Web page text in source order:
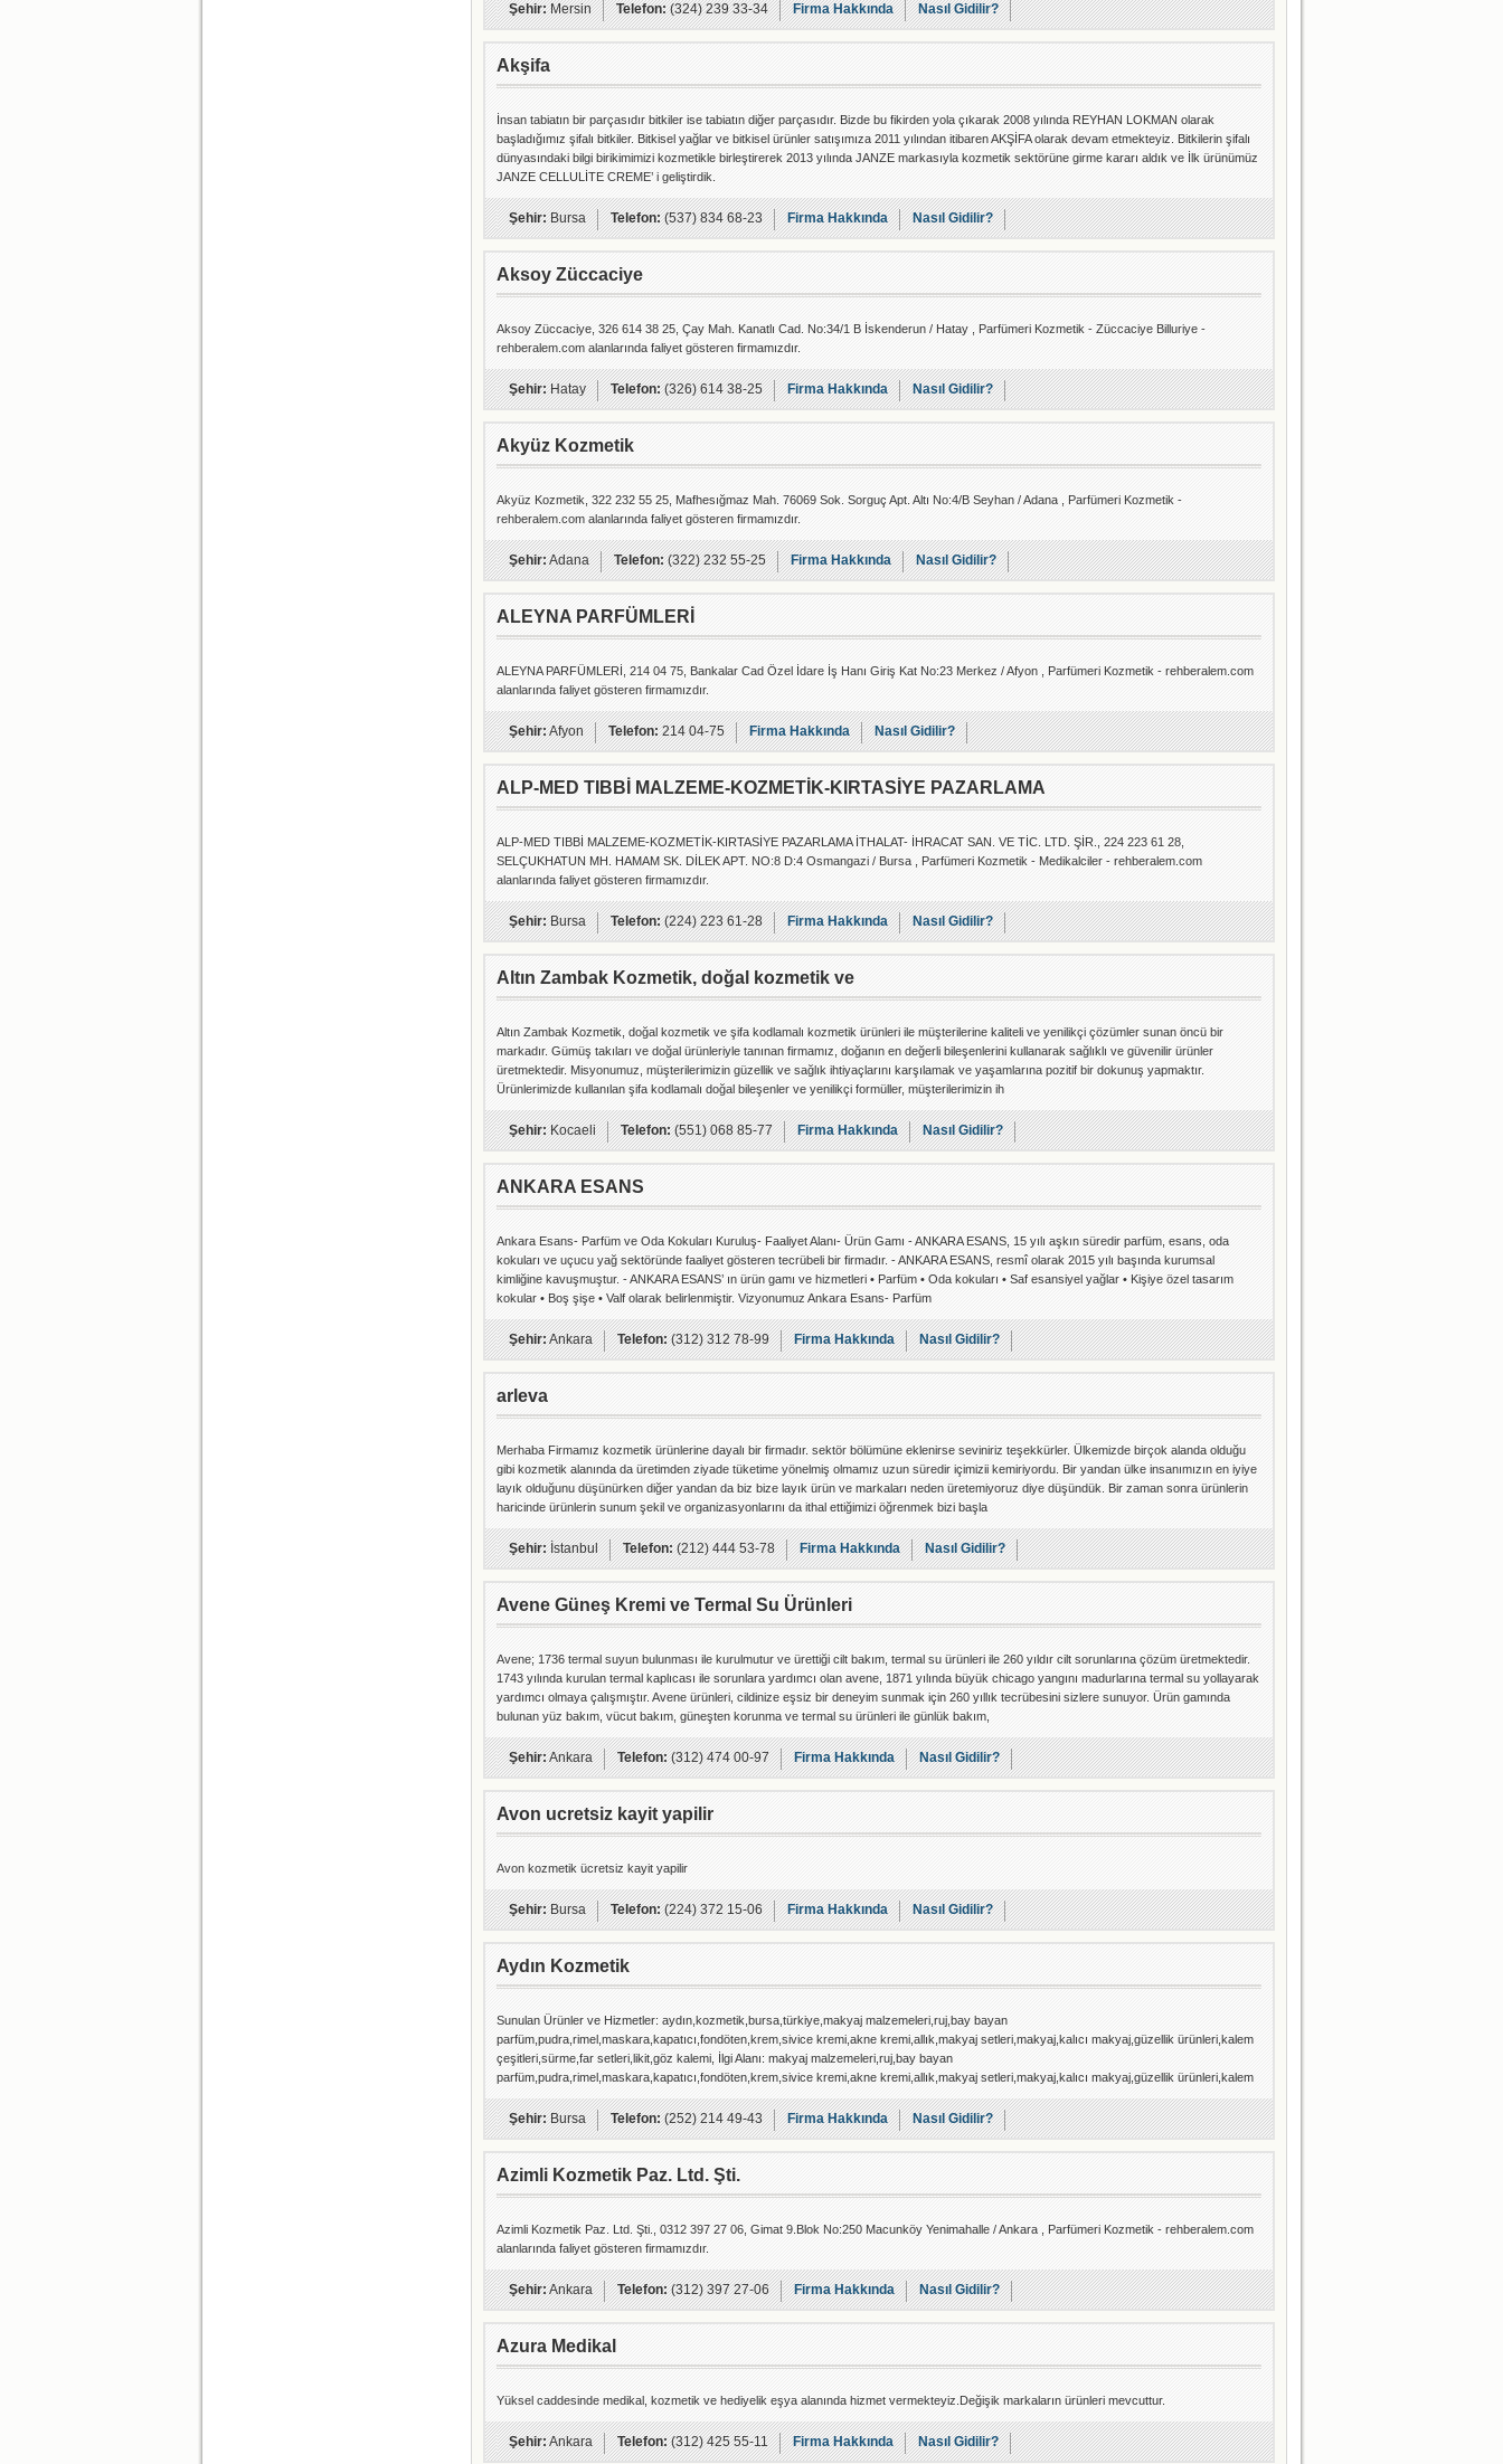
Şehir:Mersin Telefon:(324) 239 33-34 Firma Hakkında Nasıl Gidilir?
Akşifa
İnsan tabiatın bir parçasıdır bitkiler ise tabiatın diğer parçasıdır. Bizde bu fikirden yola çıkarak 2008 yılında REYHAN LOKMAN olarak
başladığımız şifalı bitkiler. Bitkisel yağlar ve bitkisel ürünler satışımıza 2011 yılından itibaren AKŞİFA olarak devam etmekteyiz. Bitkilerin şifalı
dünyasındaki bilgi birikimimizi kozmetikle birleştirerek 2013 yılında JANZE markasıyla kozmetik sektörüne girme kararı aldık ve İlk ürünümüz
JANZE CELLULİTE CREME’ i geliştirdik.
Şehir:Bursa Telefon:(537) 834 68-23 Firma Hakkında Nasıl Gidilir?
Aksoy Züccaciye
Aksoy Züccaciye, 326 614 38 25, Çay Mah. Kanatlı Cad. No:34/1 B İskenderun / Hatay , Parfümeri Kozmetik - Züccaciye Billuriye -
rehberalem.com alanlarında faliyet gösteren firmamızdır.
Şehir:Hatay Telefon:(326) 614 38-25 Firma Hakkında Nasıl Gidilir?
Akyüz Kozmetik
Akyüz Kozmetik, 322 232 55 25, Mafhesığmaz Mah. 76069 Sok. Sorguç Apt. Altı No:4/B Seyhan / Adana , Parfümeri Kozmetik -
rehberalem.com alanlarında faliyet gösteren firmamızdır.
Şehir:Adana Telefon:(322) 232 55-25 Firma Hakkında Nasıl Gidilir?
ALEYNA PARFÜMLERİ
ALEYNA PARFÜMLERİ, 214 04 75, Bankalar Cad Özel İdare İş Hanı Giriş Kat No:23 Merkez / Afyon , Parfümeri Kozmetik - rehberalem.com
alanlarında faliyet gösteren firmamızdır.
Şehir:Afyon Telefon:214 04-75 Firma Hakkında Nasıl Gidilir?
ALP-MED TIBBİ MALZEME-KOZMETİK-KIRTASİYE PAZARLAMA
ALP-MED TIBBİ MALZEME-KOZMETİK-KIRTASİYE PAZARLAMA İTHALAT- İHRACAT SAN. VE TİC. LTD. ŞİR., 224 223 61 28,
SELÇUKHATUN MH. HAMAM SK. DİLEK APT. NO:8 D:4 Osmangazi / Bursa , Parfümeri Kozmetik - Medikalciler - rehberalem.com
alanlarında faliyet gösteren firmamızdır.
Şehir:Bursa Telefon:(224) 223 61-28 Firma Hakkında Nasıl Gidilir?
Altın Zambak Kozmetik, doğal kozmetik ve
Altın Zambak Kozmetik, doğal kozmetik ve şifa kodlamalı kozmetik ürünleri ile müşterilerine kaliteli ve yenilikçi çözümler sunan öncü bir
markadır. Gümüş takıları ve doğal ürünleriyle tanınan firmamız, doğanın en değerli bileşenlerini kullanarak sağlıklı ve güvenilir ürünler
üretmektedir. Misyonumuz, müşterilerimizin güzellik ve sağlık ihtiyaçlarını karşılamak ve yaşamlarına pozitif bir dokunuş yapmaktır.
Ürünlerimizde kullanılan şifa kodlamalı doğal bileşenler ve yenilikçi formüller, müşterilerimizin ih
Şehir:Kocaeli Telefon:(551) 068 85-77 Firma Hakkında Nasıl Gidilir?
ANKARA ESANS
Ankara Esans- Parfüm ve Oda Kokuları Kuruluş- Faaliyet Alanı- Ürün Gamı - ANKARA ESANS, 15 yılı aşkın süredir parfüm, esans, oda
kokuları ve uçucu yağ sektöründe faaliyet gösteren tecrübeli bir firmadır. - ANKARA ESANS, resmî olarak 2015 yılı başında kurumsal
kimliğine kavuşmuştur. - ANKARA ESANS’ ın ürün gamı ve hizmetleri • Parfüm • Oda kokuları • Saf esansiyel yağlar • Kişiye özel tasarım
kokular • Boş şişe • Valf olarak belirlenmiştir. Vizyonumuz Ankara Esans- Parfüm
Şehir:Ankara Telefon:(312) 312 78-99 Firma Hakkında Nasıl Gidilir?
arleva
Merhaba Firmamız kozmetik ürünlerine dayalı bir firmadır. sektör bölümüne eklenirse seviniriz teşekkürler. Ülkemizde birçok alanda olduğu
gibi kozmetik alanında da üretimden ziyade tüketime yönelmiş olmamız uzun süredir içimizii kemiriyordu. Bir yandan ülke insanımızın en iyiye
layık olduğunu düşünürken diğer yandan da biz bize layık ürün ve markaları neden üretemiyoruz diye düşündük. Bir zaman sonra ürünlerin
haricinde ürünlerin sunum şekil ve organizasyonlarını da ithal ettiğimizi öğrenmek bizi başla
Şehir:İstanbul Telefon:(212) 444 53-78 Firma Hakkında Nasıl Gidilir?
Avene Güneş Kremi ve Termal Su Ürünleri
Avene; 1736 termal suyun bulunması ile kurulmutur ve ürettiği cilt bakım, termal su ürünleri ile 260 yıldır cilt sorunlarına çözüm üretmektedir.
1743 yılında kurulan termal kaplıcası ile sorunlara yardımcı olan avene, 1871 yılında büyük chicago yangını madurlarına termal su yollayarak
yardımcı olmaya çalışmıştır. Avene ürünleri, cildinize eşsiz bir deneyim sunmak için 260 yıllık tecrübesini sizlere sunuyor. Ürün gamında
bulunan yüz bakım, vücut bakım, güneşten korunma ve termal su ürünleri ile günlük bakım,
Şehir:Ankara Telefon:(312) 474 00-97 Firma Hakkında Nasıl Gidilir?
Avon ucretsiz kayit yapilir
Avon kozmetik ücretsiz kayit yapilir
Şehir:Bursa Telefon:(224) 372 15-06 Firma Hakkında Nasıl Gidilir?
Aydın Kozmetik
Sunulan Ürünler ve Hizmetler: aydın,kozmetik,bursa,türkiye,makyaj malzemeleri,ruj,bay bayan
parfüm,pudra,rimel,maskara,kapatıcı,fondöten,krem,sivice kremi,akne kremi,allık,makyaj setleri,makyaj,kalıcı makyaj,güzellik ürünleri,kalem
çeşitleri,sürme,far setleri,likit,göz kalemi, İlgi Alanı: makyaj malzemeleri,ruj,bay bayan
parfüm,pudra,rimel,maskara,kapatıcı,fondöten,krem,sivice kremi,akne kremi,allık,makyaj setleri,makyaj,kalıcı makyaj,güzellik ürünleri,kalem
çeşitleri,sürme,far setleri,likit,göz kalemi,
Şehir:Bursa Telefon:(252) 214 49-43 Firma Hakkında Nasıl Gidilir?
Azimli Kozmetik Paz. Ltd. Şti.
Azimli Kozmetik Paz. Ltd. Şti., 0312 397 27 06, Gimat 9.Blok No:250 Macunköy Yenimahalle / Ankara , Parfümeri Kozmetik - rehberalem.com
alanlarında faliyet gösteren firmamızdır.
Şehir:Ankara Telefon:(312) 397 27-06 Firma Hakkında Nasıl Gidilir?
Azura Medikal
Yüksel caddesinde medikal, kozmetik ve hediyelik eşya alanında hizmet vermekteyiz.Değişik markaların ürünleri mevcuttur.
Şehir:Ankara Telefon:(312) 425 55-11 Firma Hakkında Nasıl Gidilir?